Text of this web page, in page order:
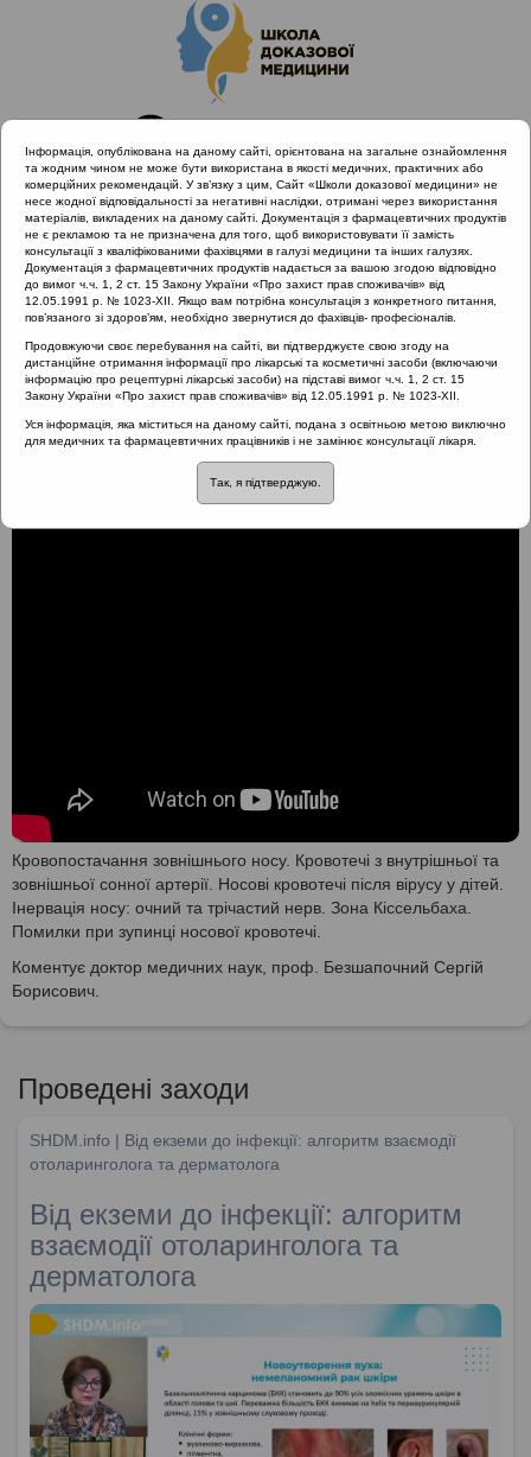
Головна
Проведені заходи
Міждисциплінарний підхід до діагностики та лікування
гострого риносинуситу та отиту з позицій доказової медицини
Носові кровотечі
Носові кровотечі
Кровопостачання зовнішнього носу. Кровотечі з внутрішньої та
зовнішньої сонної артерії. Носові кровотечі після вірусу у дітей.
Інервація носу: очний та трічастий нерв. Зона Кіссельбаха.
Помилки при зупинці носової кровотечі.
Коментує доктор медичних наук, проф. Безшапочний Сергій
Борисович.
Проведені заходи
SHDM.info | Від екземи до інфекції: алгоритм взаємодії
отоларинголога та дерматолога
Від екземи до інфекції: алгоритм
взаємодії отоларинголога та
дерматолога
Інформація, опублікована на даному сайті, орієнтована на загальне ознайомлення
та жодним чином не може бути використана в якості медичних, практичних або
комерційних рекомендацій. У зв’язку з цим, Сайт «Школи доказової медицини» не
несе жодної відповідальності за негативні наслідки, отримані через використання
матеріалів, викладених на даному сайті. Документація з фармацевтичних продуктів
не є рекламою та не призначена для того, щоб використовувати її замість
консультації з кваліфікованими фахівцями в галузі медицини та інших галузях.
Документація з фармацевтичних продуктів надається за вашою згодою відповідно
до вимог ч.ч. 1, 2 ст. 15 Закону України «Про захист прав споживачів» від
12.05.1991 р. № 1023-XII. Якщо вам потрібна консультація з конкретного питання,
пов’язаного зі здоров’ям, необхідно звернутися до фахівців- професіоналів.
Продовжуючи своє перебування на сайті, ви підтверджуєте свою згоду на
дистанційне отримання інформації про лікарські та косметичні засоби (включаючи
інформацію про рецептурні лікарські засоби) на підставі вимог ч.ч. 1, 2 ст. 15
Закону України «Про захист прав споживачів» від 12.05.1991 р. № 1023-XII.
Уся інформація, яка міститься на даному сайті, подана з освітньою метою виключно
для медичних та фармацевтичних працівників і не замінює консультації лікаря.
Так, я підтверджую.